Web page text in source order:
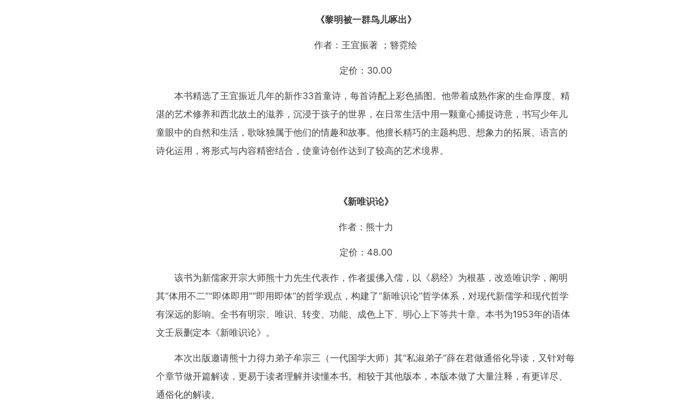
《黎明被一群鸟儿啄出》
作者：王宜振著 ；簪霓绘
定价：30.00
本书精选了王宜振近几年的新作33首童诗，每首诗配上彩色插图。他带着成熟作家的生命厚度、精
湛的艺术修养和西北故土的滋养，沉浸于孩子的世界，在日常生活中用一颗童心捕捉诗意，书写少年儿
童眼中的自然和生活，歌咏独属于他们的情趣和故事。他擅长精巧的主题构思、想象力的拓展、语言的
诗化运用，将形式与内容精密结合，使童诗创作达到了较高的艺术境界。
《新唯识论》
作者：熊十力
定价：48.00
该书为新儒家开宗大师熊十力先生代表作，作者援佛入儒，以《易经》为根基，改造唯识学，阐明
其“体用不二”“即体即用”“即用即体”的哲学观点，构建了“新唯识论”哲学体系，对现代新儒学和现代哲学
有深远的影响。全书有明宗、唯识、转变、功能、成色上下、明心上下等共十章。本书为1953年的语体
文壬辰删定本《新唯识论》。
本次出版邀请熊十力得力弟子牟宗三（一代国学大师）其“私淑弟子”薛在君做通俗化导读，又针对每
个章节做开篇解读，更易于读者理解并读懂本书。相较于其他版本，本版本做了大量注释，有更详尽、
通俗化的解读。